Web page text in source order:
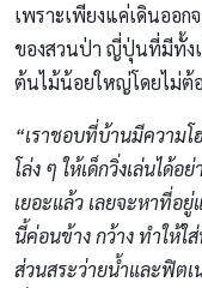
เพราะเพียงแค่เดินออก
ของสวนป่า ญี่ปุ่นที่มีทั้งเ
ต้นไม้น้อยใหญ่โดยไม่ต้
“เราชอบที่บ้านมีความ
โล่ง ๆ ให้เด็กวิ่งเล่นได้
เยอะแล้ว เลยจะหาที่อ
นี้ค่อนข้าง กว้าง ทำให้ใ
ส่วนสระว่ายน้ำและฟิต